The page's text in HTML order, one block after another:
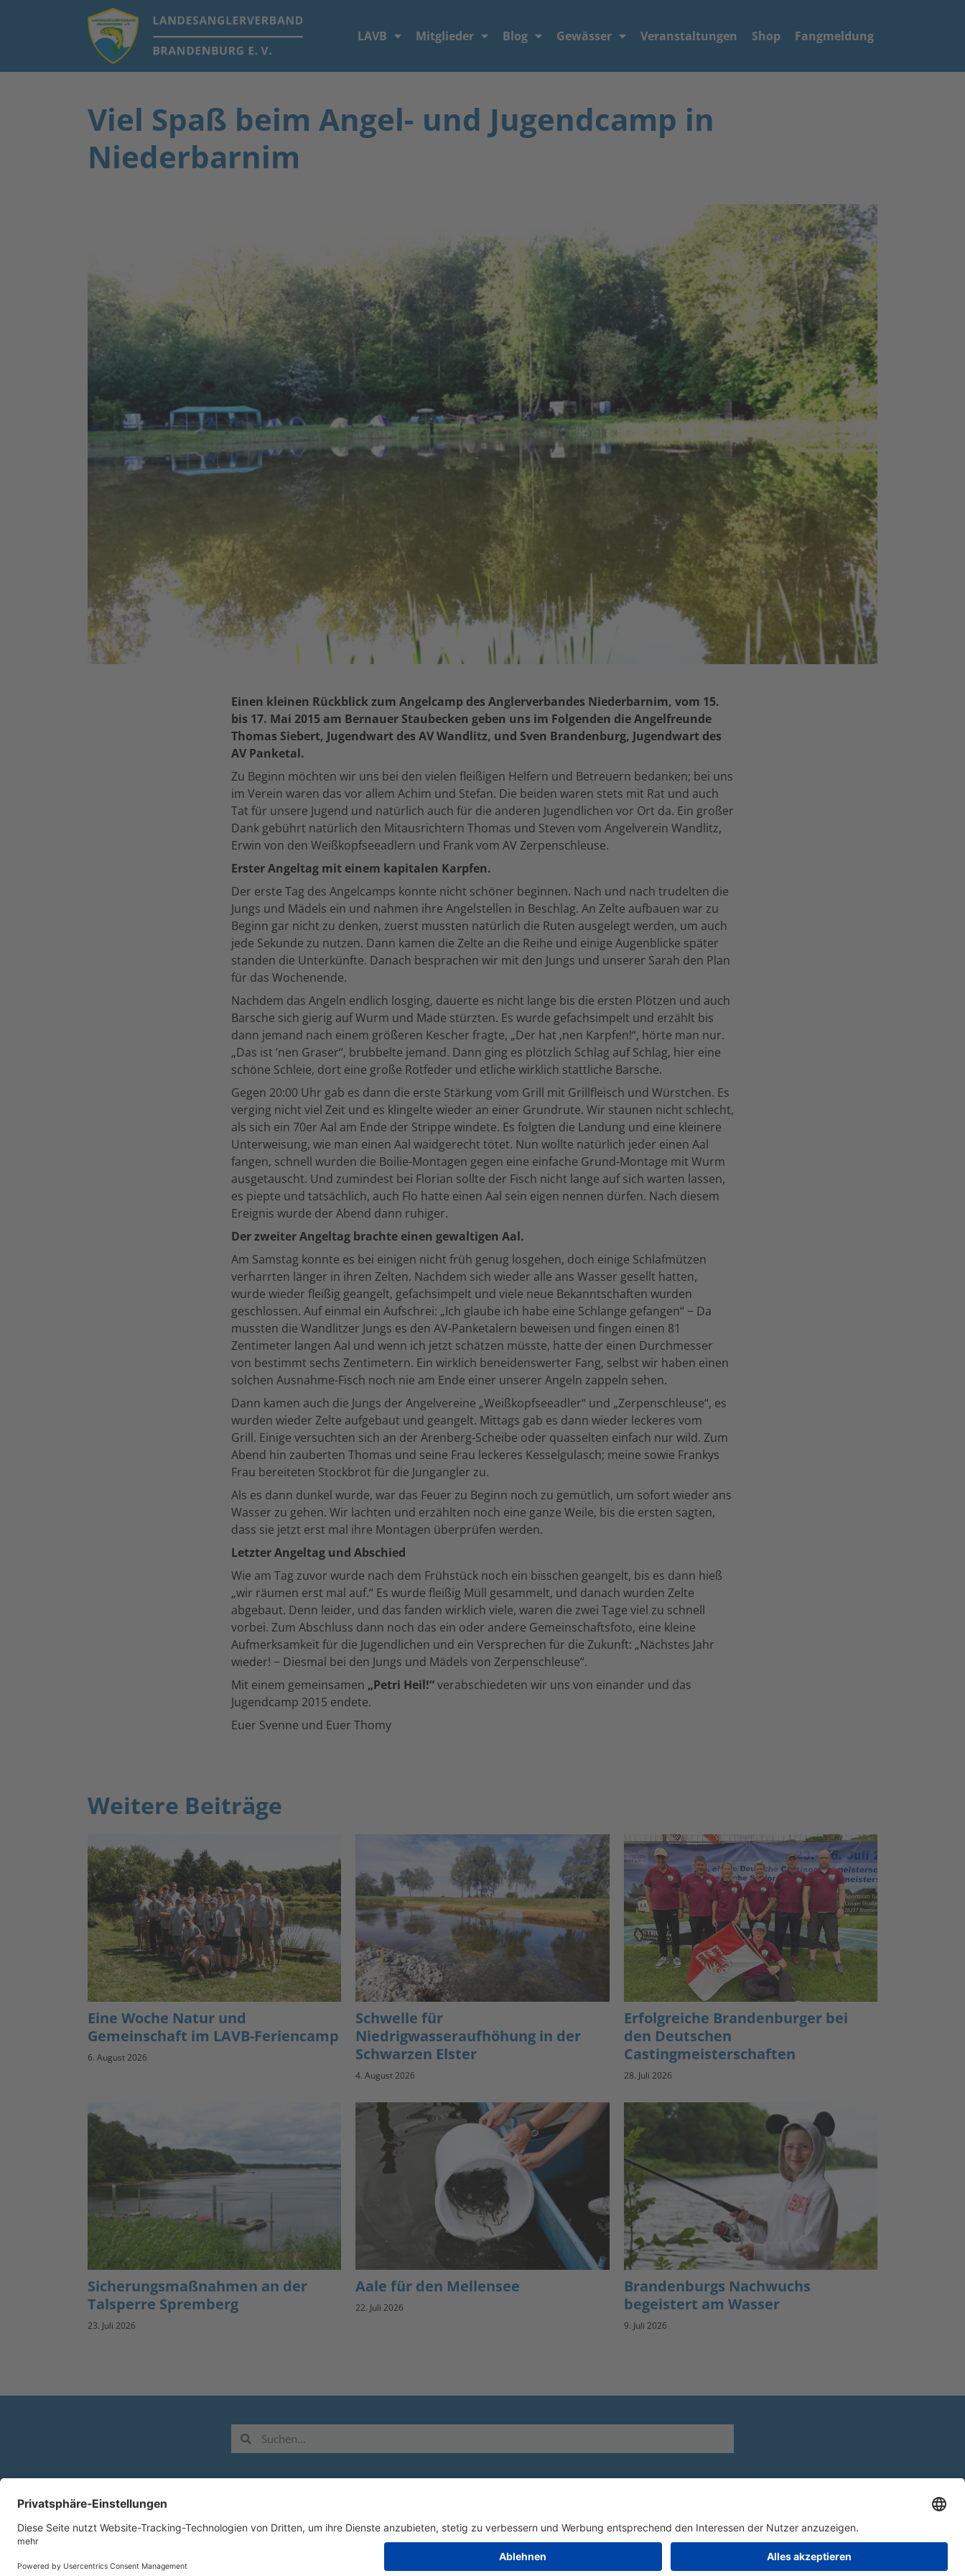
LAVB Mitglieder Blog Gewässer Veranstaltungen Shop Fangmeldung
Viel Spaß beim Angel- und Jugendcamp in
Niederbarnim
Einen kleinen Rückblick zum Angelcamp des Anglerverbandes Niederbarnim, vom 15.
bis 17. Mai 2015 am Bernauer Staubecken geben uns im Folgenden die Angelfreunde
Thomas Siebert, Jugendwart des AV Wandlitz, und Sven Brandenburg, Jugendwart des
AV Panketal.
Zu Beginn möchten wir uns bei den vielen fleißigen Helfern und Betreuern bedanken; bei uns
im Verein waren das vor allem Achim und Stefan. Die beiden waren stets mit Rat und auch
Tat für unsere Jugend und natürlich auch für die anderen Jugendlichen vor Ort da. Ein großer
Dank gebührt natürlich den Mitausrichtern Thomas und Steven vom Angelverein Wandlitz,
Erwin von den Weißkopfseeadlern und Frank vom AV Zerpenschleuse.
Erster Angeltag mit einem kapitalen Karpfen.
Der erste Tag des Angelcamps konnte nicht schöner beginnen. Nach und nach trudelten die
Jungs und Mädels ein und nahmen ihre Angelstellen in Beschlag. An Zelte aufbauen war zu
Beginn gar nicht zu denken, zuerst mussten natürlich die Ruten ausgelegt werden, um auch
jede Sekunde zu nutzen. Dann kamen die Zelte an die Reihe und einige Augenblicke später
standen die Unterkünfte. Danach besprachen wir mit den Jungs und unserer Sarah den Plan
für das Wochenende.
Nachdem das Angeln endlich losging, dauerte es nicht lange bis die ersten Plötzen und auch
Barsche sich gierig auf Wurm und Made stürzten. Es wurde gefachsimpelt und erzählt bis
dann jemand nach einem größeren Kescher fragte, „Der hat ‚nen Karpfen!“, hörte man nur.
„Das ist ’nen Graser“, brubbelte jemand. Dann ging es plötzlich Schlag auf Schlag, hier eine
schöne Schleie, dort eine große Rotfeder und etliche wirklich stattliche Barsche.
Gegen 20:00 Uhr gab es dann die erste Stärkung vom Grill mit Grillfleisch und Würstchen. Es
verging nicht viel Zeit und es klingelte wieder an einer Grundrute. Wir staunen nicht schlecht,
als sich ein 70er Aal am Ende der Strippe windete. Es folgten die Landung und eine kleinere
Unterweisung, wie man einen Aal waidgerecht tötet. Nun wollte natürlich jeder einen Aal
fangen, schnell wurden die Boilie-Montagen gegen eine einfache Grund-Montage mit Wurm
ausgetauscht. Und zumindest bei Florian sollte der Fisch nicht lange auf sich warten lassen,
es piepte und tatsächlich, auch Flo hatte einen Aal sein eigen nennen dürfen. Nach diesem
Ereignis wurde der Abend dann ruhiger.
Der zweiter Angeltag brachte einen gewaltigen Aal.
Am Samstag konnte es bei einigen nicht früh genug losgehen, doch einige Schlafmützen
verharrten länger in ihren Zelten. Nachdem sich wieder alle ans Wasser gesellt hatten,
wurde wieder fleißig geangelt, gefachsimpelt und viele neue Bekanntschaften wurden
geschlossen. Auf einmal ein Aufschrei: „Ich glaube ich habe eine Schlange gefangen“ − Da
mussten die Wandlitzer Jungs es den AV-Panketalern beweisen und fingen einen 81
Zentimeter langen Aal und wenn ich jetzt schätzen müsste, hatte der einen Durchmesser
von bestimmt sechs Zentimetern. Ein wirklich beneidenswerter Fang, selbst wir haben einen
solchen Ausnahme-Fisch noch nie am Ende einer unserer Angeln zappeln sehen.
Dann kamen auch die Jungs der Angelvereine „Weißkopfseeadler“ und „Zerpenschleuse“, es
wurden wieder Zelte aufgebaut und geangelt. Mittags gab es dann wieder leckeres vom
Grill. Einige versuchten sich an der Arenberg-Scheibe oder quasselten einfach nur wild. Zum
Abend hin zauberten Thomas und seine Frau leckeres Kesselgulasch; meine sowie Frankys
Frau bereiteten Stockbrot für die Jungangler zu.
Als es dann dunkel wurde, war das Feuer zu Beginn noch zu gemütlich, um sofort wieder ans
Wasser zu gehen. Wir lachten und erzählten noch eine ganze Weile, bis die ersten sagten,
dass sie jetzt erst mal ihre Montagen überprüfen werden.
Letzter Angeltag und Abschied
Wie am Tag zuvor wurde nach dem Frühstück noch ein bisschen geangelt, bis es dann hieß
„wir räumen erst mal auf.“ Es wurde fleißig Müll gesammelt, und danach wurden Zelte
abgebaut. Denn leider, und das fanden wirklich viele, waren die zwei Tage viel zu schnell
vorbei. Zum Abschluss dann noch das ein oder andere Gemeinschaftsfoto, eine kleine
Aufmerksamkeit für die Jugendlichen und ein Versprechen für die Zukunft: „Nächstes Jahr
wieder! − Diesmal bei den Jungs und Mädels von Zerpenschleuse“.
Mit einem gemeinsamen „Petri Heil!“verabschiedeten wir uns von einander und das
Jugendcamp 2015 endete.
Euer Svenne und Euer Thomy
Weitere Beiträge
Eine Woche Natur und
Gemeinschaft im LAVB-Feriencamp
6. August 2026
Schwelle für
Niedrigwasseraufhöhung in der
Schwarzen Elster
4. August 2026
Erfolgreiche Brandenburger bei
den Deutschen
Castingmeisterschaften
28. Juli 2026
Sicherungsmaßnahmen an der
Talsperre Spremberg
23. Juli 2026
Aale für den Mellensee
22. Juli 2026
Brandenburgs Nachwuchs
begeistert am Wasser
9. Juli 2026
Zum Elsbruch 1
14558 Nuthetal
FAQ
Instagram